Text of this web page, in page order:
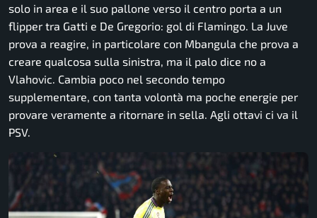
solo in area e il suo pallone verso il centro porta a un
flipper tra Gatti e De Gregorio: gol di Flamingo. La Juve
prova a reagire, in particolare con Mbangula che prova a
creare qualcosa sulla sinistra, ma il palo dice no a
Vlahovic. Cambia poco nel secondo tempo
supplementare, con tanta volontà ma poche energie per
provare veramente a ritornare in sella. Agli ottavi ci va il
PSV.